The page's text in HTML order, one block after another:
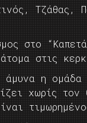
Τζάθας,
στο
στις
άμυνα η ομάδα
χωρίς τον